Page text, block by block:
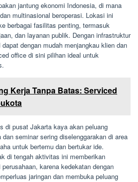
jantung ekonomi Indonesia, di mana
multinasional beroperasi. Lokasi ini
berbagai fasilitas penting, termasuk
dan layanan publik. Dengan infrastruktur
dengan mudah menjangkau klien dan
office di sini pilihan ideal untuk
Kerja Tanpa Batas: Serviced
di pusat Jakarta kaya akan peluang
seminar sering diselenggarakan di area
untuk bertemu dan bertukar ide.
di tengah aktivitas ini memberikan
karena kedekatan dengan
jaringan dan membuka peluang